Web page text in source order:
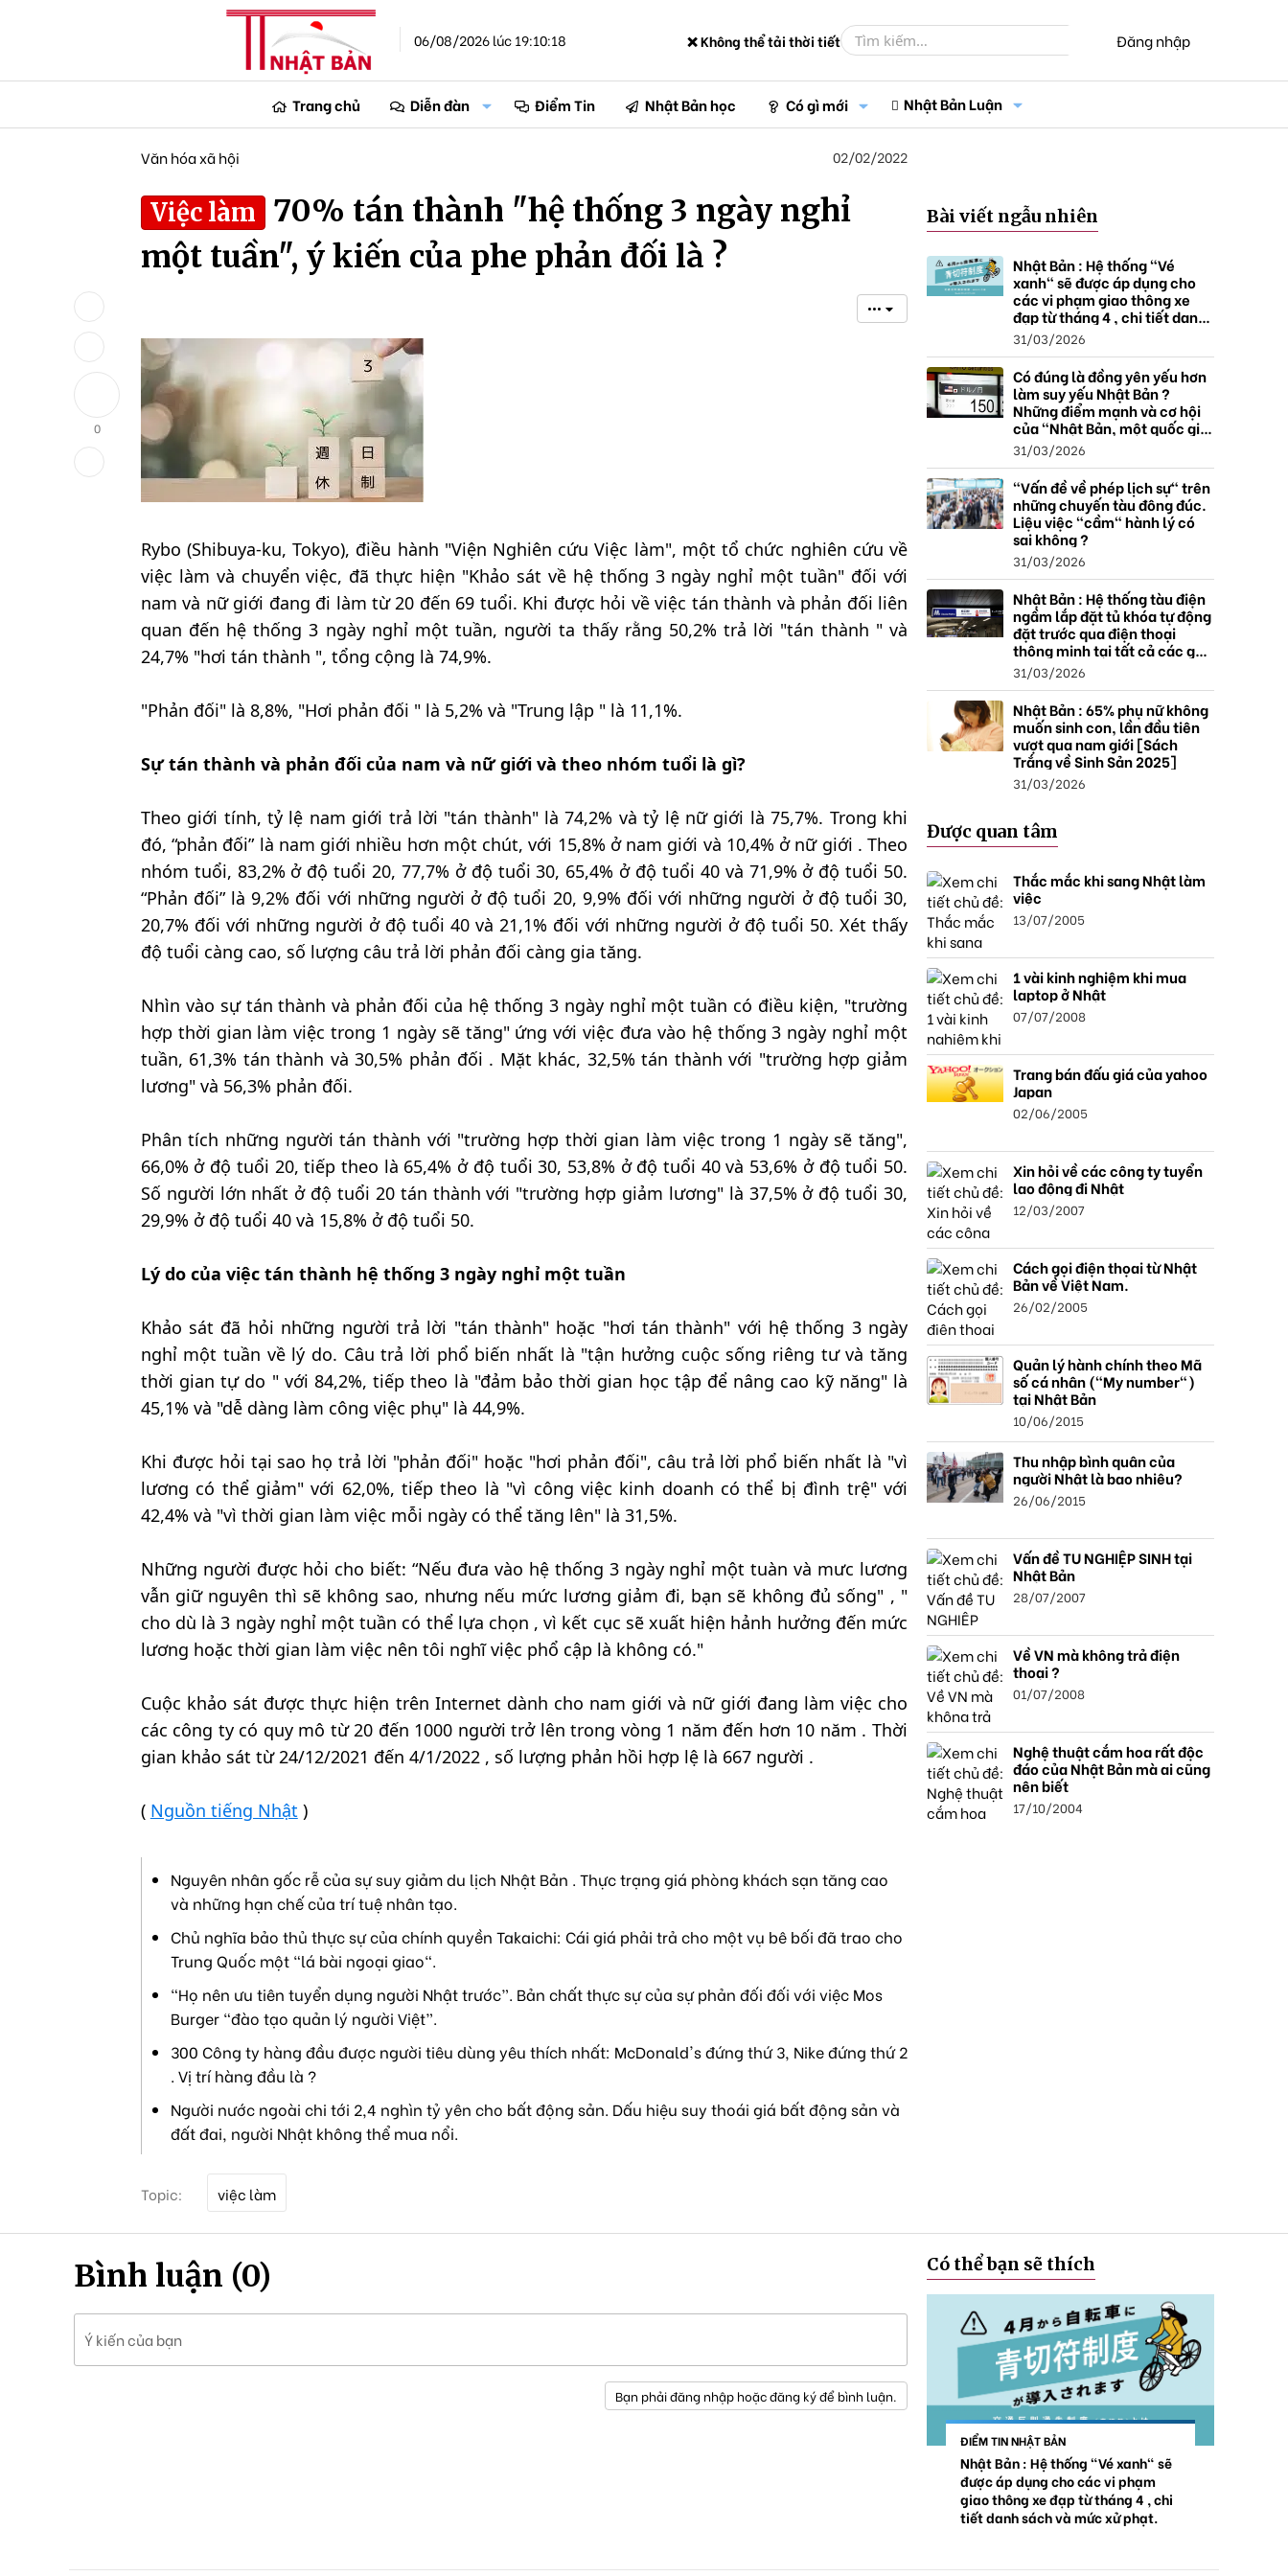
06/08/2026 lúc 19:10:18 ❌ Không thể tải thời tiết Đăng nhập
Trang chủ Diễn đàn Điểm Tin Nhật Bản học Có gì mới Nhật Bản Luận
0
Văn hóa xã hội 02/02/2022
Việc làm
70% tán thành "hệ thống 3 ngày nghỉ
một tuần", ý kiến của phe phản đối là ?
•••
Rybo (Shibuya-ku, Tokyo), điều hành "Viện Nghiên cứu Việc làm", một tổ chức nghiên cứu về
việc làm và chuyển việc, đã thực hiện "Khảo sát về hệ thống 3 ngày nghỉ một tuần" đối với
nam và nữ giới đang đi làm từ 20 đến 69 tuổi. Khi được hỏi về việc tán thành và phản đối liên
quan đến hệ thống 3 ngày nghỉ một tuần, người ta thấy rằng 50,2% trả lời "tán thành " và
24,7% "hơi tán thành ", tổng cộng là 74,9%.
"Phản đối" là 8,8%, "Hơi phản đối " là 5,2% và "Trung lập " là 11,1%.
Sự tán thành và phản đối của nam và nữ giới và theo nhóm tuổi là gì?
Theo giới tính, tỷ lệ nam giới trả lời "tán thành" là 74,2% và tỷ lệ nữ giới là 75,7%. Trong khi
đó, “phản đối” là nam giới nhiều hơn một chút, với 15,8% ở nam giới và 10,4% ở nữ giới . Theo
nhóm tuổi, 83,2% ở độ tuổi 20, 77,7% ở độ tuổi 30, 65,4% ở độ tuổi 40 và 71,9% ở độ tuổi 50.
“Phản đối” là 9,2% đối với những người ở độ tuổi 20, 9,9% đối với những người ở độ tuổi 30,
20,7% đối với những người ở độ tuổi 40 và 21,1% đối với những người ở độ tuổi 50. Xét thấy
độ tuổi càng cao, số lượng câu trả lời phản đối càng gia tăng.
Nhìn vào sự tán thành và phản đối của hệ thống 3 ngày nghỉ một tuần có điều kiện, "trường
hợp thời gian làm việc trong 1 ngày sẽ tăng" ứng với việc đưa vào hệ thống 3 ngày nghỉ một
tuần, 61,3% tán thành và 30,5% phản đối . Mặt khác, 32,5% tán thành với "trường hợp giảm
lương" và 56,3% phản đối.
Phân tích những người tán thành với "trường hợp thời gian làm việc trong 1 ngày sẽ tăng",
66,0% ở độ tuổi 20, tiếp theo là 65,4% ở độ tuổi 30, 53,8% ở độ tuổi 40 và 53,6% ở độ tuổi 50.
Số người lớn nhất ở độ tuổi 20 tán thành với "trường hợp giảm lương" là 37,5% ở độ tuổi 30,
29,9% ở độ tuổi 40 và 15,8% ở độ tuổi 50.
Lý do của việc tán thành hệ thống 3 ngày nghỉ một tuần
Khảo sát đã hỏi những người trả lời "tán thành" hoặc "hơi tán thành" với hệ thống 3 ngày
nghỉ một tuần về lý do. Câu trả lời phổ biến nhất là "tận hưởng cuộc sống riêng tư và tăng
thời gian tự do " với 84,2%, tiếp theo là "đảm bảo thời gian học tập để nâng cao kỹ năng" là
45,1% và "dễ dàng làm công việc phụ" là 44,9%.
Khi được hỏi tại sao họ trả lời "phản đối" hoặc "hơi phản đối", câu trả lời phổ biến nhất là "vì
lương có thể giảm" với 62,0%, tiếp theo là "vì công việc kinh doanh có thể bị đình trệ" với
42,4% và "vì thời gian làm việc mỗi ngày có thể tăng lên" là 31,5%.
Những người được hỏi cho biết: “Nếu đưa vào hệ thống 3 ngày nghỉ một tuàn và mưc lương
vẫn giữ nguyên thì sẽ không sao, nhưng nếu mức lương giảm đi, bạn sẽ không đủ sống" , "
cho dù là 3 ngày nghỉ một tuần có thể lựa chọn , vì kết cục sẽ xuất hiện hảnh hưởng đến mức
lương hoặc thời gian làm việc nên tôi nghĩ việc phổ cập là không có."
Cuộc khảo sát được thực hiện trên Internet dành cho nam giới và nữ giới đang làm việc cho
các công ty có quy mô từ 20 đến 1000 người trở lên trong vòng 1 năm đến hơn 10 năm . Thời
gian khảo sát từ 24/12/2021 đến 4/1/2022 , số lượng phản hồi hợp lệ là 667 người .
( Nguồn tiếng Nhật )
Nguyên nhân gốc rễ của sự suy giảm du lịch Nhật Bản . Thực trạng giá phòng khách sạn tăng cao
và những hạn chế của trí tuệ nhân tạo.
Chủ nghĩa bảo thủ thực sự của chính quyền Takaichi: Cái giá phải trả cho một vụ bê bối đã trao cho
Trung Quốc một "lá bài ngoại giao".
“Họ nên ưu tiên tuyển dụng người Nhật trước”. Bản chất thực sự của sự phản đối đối với việc Mos
Burger “đào tạo quản lý người Việt”.
300 Công ty hàng đầu được người tiêu dùng yêu thích nhất: McDonald's đứng thứ 3, Nike đứng thứ 2
. Vị trí hàng đầu là ?
Người nước ngoài chi tới 2,4 nghìn tỷ yên cho bất động sản. Dấu hiệu suy thoái giá bất động sản và
đất đai, người Nhật không thể mua nổi.
Topic:
a
việc làm
Bài viết ngẫu nhiên
Nhật Bản : Hệ thống "Vé
xanh" sẽ được áp dụng cho
các vi phạm giao thông xe
đạp từ tháng 4 , chi tiết danh
sách và mức xử phạt.
31/03/2026
Có đúng là đồng yên yếu hơn
làm suy yếu Nhật Bản ?
Những điểm mạnh và cơ hội
của "Nhật Bản, một quốc gia
thặng dư".
31/03/2026
"Vấn đề về phép lịch sự" trên
những chuyến tàu đông đúc.
Liệu việc "cầm" hành lý có
sai không ?
31/03/2026
Nhật Bản : Hệ thống tàu điện
ngầm lắp đặt tủ khóa tự động
đặt trước qua điện thoại
thông minh tại tất cả các ga ,
mở rộng mạng lưới do nhu
cầu tăng.
31/03/2026
Nhật Bản : 65% phụ nữ không
muốn sinh con, lần đầu tiên
vượt qua nam giới [Sách
Trắng về Sinh Sản 2025]
31/03/2026
Được quan tâm
Thắc mắc khi sang Nhật làm
việc
13/07/2005
1 vài kinh nghiệm khi mua
laptop ở Nhật
07/07/2008
Trang bán đấu giá của yahoo
Japan
02/06/2005
Xin hỏi về các công ty tuyển
lao động đi Nhật
12/03/2007
Cách gọi điện thọai từ Nhật
Bản về Việt Nam.
26/02/2005
Quản lý hành chính theo Mã
số cá nhân ("My number")
tại Nhật Bản
10/06/2015
Thu nhập bình quân của
người Nhật là bao nhiêu?
26/06/2015
Vấn đề TU NGHIỆP SINH tại
Nhật Bản
28/07/2007
Về VN mà không trả điện
thoại ?
01/07/2008
Nghệ thuật cắm hoa rất độc
đáo của Nhật Bản mà ai cũng
nên biết
17/10/2004
Bình luận (0)
Ý kiến của bạn
Bạn phải đăng nhập hoặc đăng ký để bình luận.
Có thể bạn sẽ thích
ĐIỂM TIN NHẬT BẢN
Nhật Bản : Hệ thống "Vé xanh" sẽ
được áp dụng cho các vi phạm
giao thông xe đạp từ tháng 4 , chi
tiết danh sách và mức xử phạt.